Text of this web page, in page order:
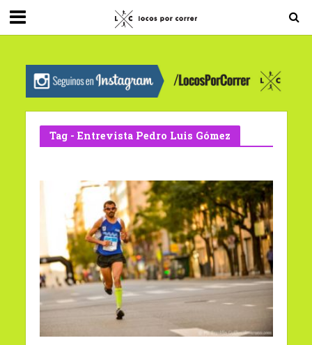
G-0X2PD3RFLV
Tag - Entrevista Pedro Luis Gómez